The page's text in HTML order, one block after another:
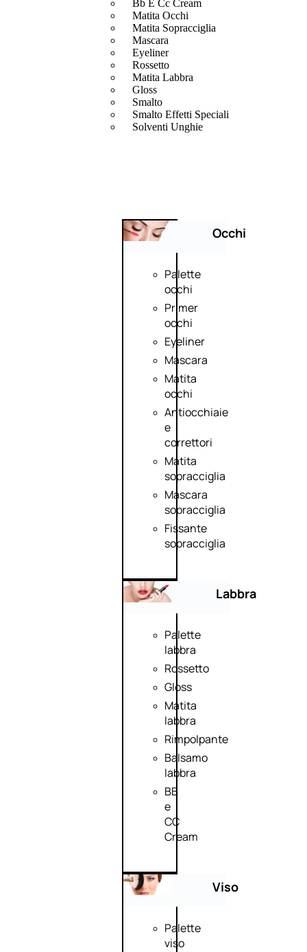
Bb E Cc Cream
Matita Occhi
Matita Sopracciglia
Mascara
Eyeliner
Rossetto
Matita Labbra
Gloss
Smalto
Smalto Effetti Speciali
Solventi Unghie
Occhi
Palette
occhi
Primer
occhi
Eyeliner
Mascara
Matita
occhi
Antiocchiaie
e
correttori
Matita
sopracciglia
Mascara
sopracciglia
Fissante
sopracciglia
Labbra
Palette
labbra
Rossetto
Gloss
Matita
labbra
Rimpolpante
Balsamo
labbra
BB
e
CC
Cream
Viso
Palette
viso